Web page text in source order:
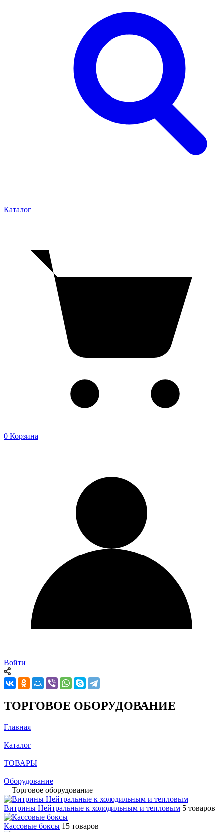
Каталог
0 Корзина
Войти
ТОРГОВОЕ ОБОРУДОВАНИЕ
Главная
—
Каталог
—
ТОВАРЫ
—
Оборудование
—Торговое оборудование
Витрины Нейтральные к холодильным и тепловым 5 товаров
Кассовые боксы 15 товаров